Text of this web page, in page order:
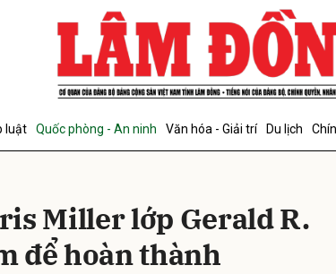
luật Quốc phòng - An ninh Văn hóa - Giải trí Du lịch
Miller lớp Gerald R.
để hoàn thành
bình luận